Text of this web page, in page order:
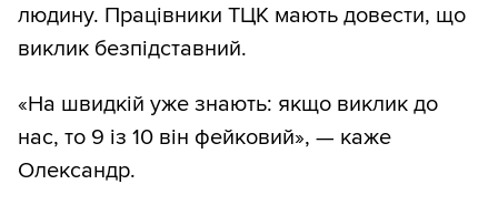
людину. Працівники ТЦК мають довести, що
виклик безпідставний.
«На швидкій уже знають: якщо виклик до
нас, то 9 із 10 він фейковий», — каже
Олександр.